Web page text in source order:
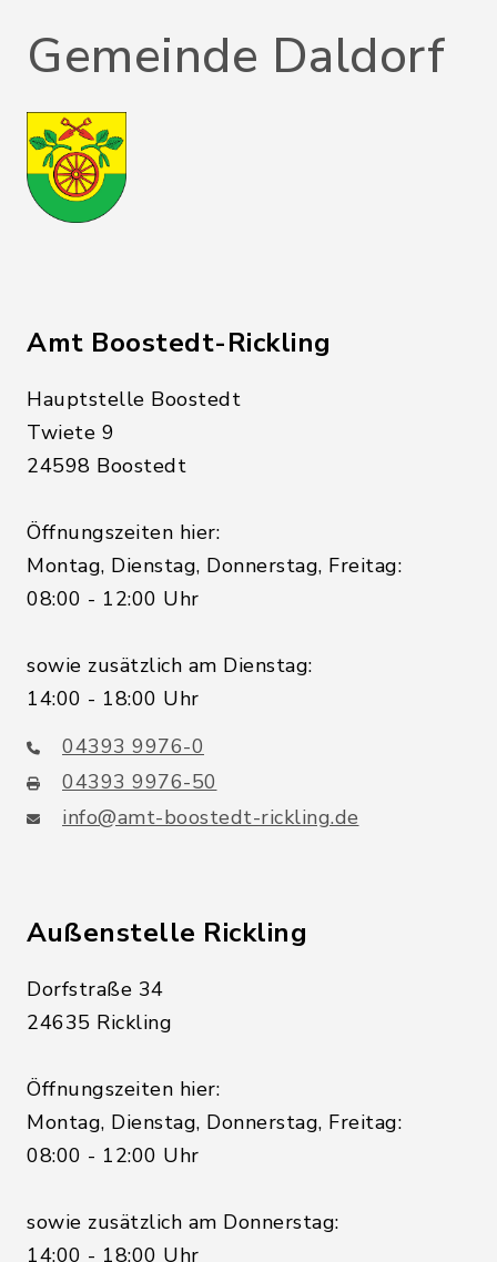
Gemeinde Daldorf
Amt Boostedt-Rickling
Hauptstelle Boostedt
Twiete 9
24598 Boostedt
Öffnungszeiten hier:
Montag, Dienstag, Donnerstag, Freitag:
08:00 - 12:00 Uhr
sowie zusätzlich am Dienstag:
14:00 - 18:00 Uhr
04393 9976-0
04393 9976-50
info@amt-boostedt-rickling.de
Außenstelle Rickling
Dorfstraße 34
24635 Rickling
Öffnungszeiten hier:
Montag, Dienstag, Donnerstag, Freitag:
08:00 - 12:00 Uhr
sowie zusätzlich am Donnerstag:
14:00 - 18:00 Uhr